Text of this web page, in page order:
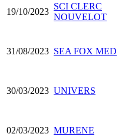
19/10/2023
SCI CLERC
NOUVELOT
31/08/2023 SEA FOX MED
30/03/2023 UNIVERS
02/03/2023 MURENE